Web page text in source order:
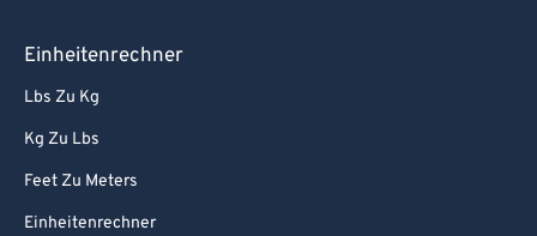
Einheitenrechner
Lbs Zu Kg
Kg Zu Lbs
Feet Zu Meters
Einheitenrechner